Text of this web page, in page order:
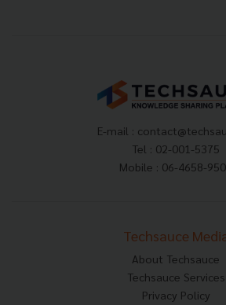
E-mail :
Tel : 02-001-5375
Mobile : 06-4658-
Techsauce
About Techsauce
Techsauce Services
Privacy Policy